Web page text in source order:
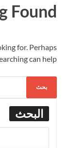
Found
for. Perhaps
can help.
البحث